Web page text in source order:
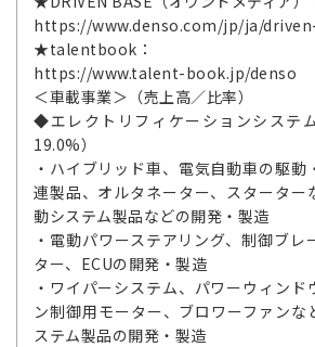
https://www.denso.com/jp/ja/
★talentbook：
https://www.talent-book.jp/denso
＜車載事業＞（売上高／比率）
◆エレクトリフィケーションシステ
19.0%）
・ハイブリッド車、電気自動車の駆動
連製品、オルタネーター、スターター
動システム製品などの開発・製造
・電動パワーステアリング、制御ブレ
ター、ECUの開発・製造
・ワイパーシステム、パワーウィンド
ン制御用モーター、ブロワーファンな
ステム製品の開発・製造